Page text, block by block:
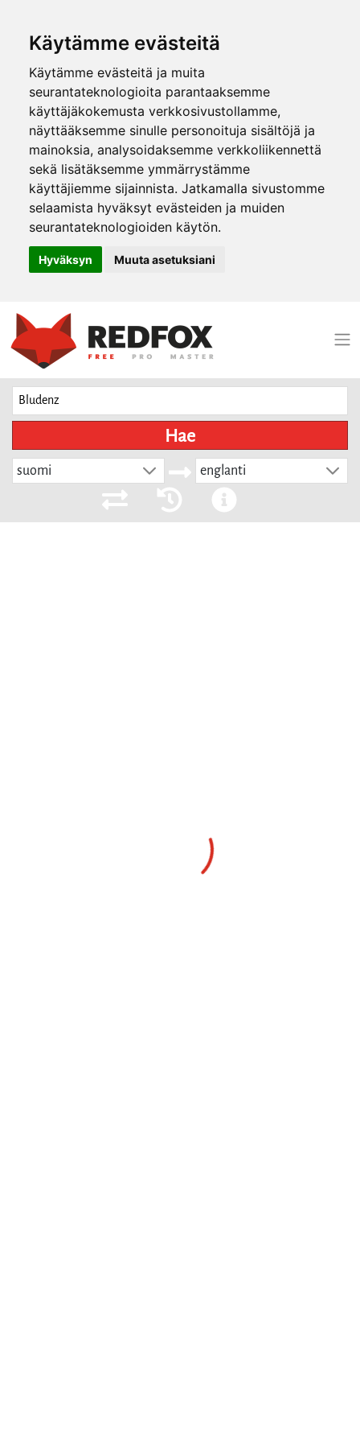
Käytämme evästeitä
Käytämme evästeitä ja muita
seurantateknologioita parantaaksemme
käyttäjäkokemusta verkkosivustollamme,
näyttääksemme sinulle personoituja sisältöjä ja
mainoksia, analysoidaksemme verkkoliikennettä
sekä lisätäksemme ymmärrystämme
käyttäjiemme sijainnista. Jatkamalla sivustomme
selaamista hyväksyt evästeiden ja muiden
seurantateknologioiden käytön.
Hyväksyn Muuta asetuksiani
Hae
suomi englanti